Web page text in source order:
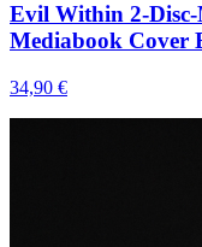
Evil Within 2-
Mediabook Cover
34,90 €